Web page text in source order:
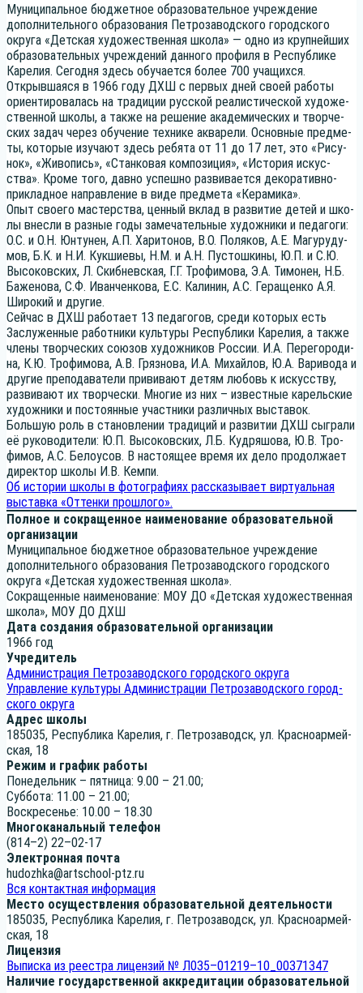
Муни­ци­паль­ное бюд­жет­ное обра­зо­ва­тель­ное учре­жде­ние
допол­ни­тель­но­го обра­зо­ва­ния Пет­ро­за­вод­ско­го город­ско­го
окру­га «Дет­ская худо­же­ствен­ная шко­ла» — одно из круп­ней­ших
обра­зо­ва­тель­ных учре­жде­ний дан­но­го про­фи­ля в Рес­пуб­ли­ке
Каре­лия. Сего­дня здесь обу­ча­ет­ся более 700 учащихся.
Открыв­ша­я­ся в 1966 году ДХШ с пер­вых дней сво­ей рабо­ты
ори­ен­ти­ро­ва­лась на тра­ди­ции рус­ской реа­ли­сти­че­ской худо­же­
ствен­ной шко­лы, а так­же на реше­ние ака­де­ми­че­ских и твор­че­
ских задач через обу­че­ние тех­ни­ке аква­ре­ли. Основ­ные пред­ме­
ты, кото­рые изу­ча­ют здесь ребя­та от 11 до 17 лет, это «Рису­
нок», «Живо­пись», «Стан­ко­вая ком­по­зи­ция», «Исто­рия искус­
ства». Кро­ме того, дав­но успеш­но раз­ви­ва­ет­ся деко­ра­тив­но-
при­клад­ное направ­ле­ние в виде пред­ме­та «Кера­ми­ка».
Опыт сво­е­го мастер­ства, цен­ный вклад в раз­ви­тие детей и шко­
лы внес­ли в раз­ные годы заме­ча­тель­ные худож­ни­ки и педа­го­ги:
О.С. и О.Н. Юнту­нен, А.П. Хари­то­нов, В.О. Поля­ков, А.Е. Магу­ру­ду­
мов, Б.К. и Н.И. Кук­ши­е­вы, Н.М. и А.Н. Пустош­ки­ны, Ю.П. и С.Ю.
Высо­ков­ских, Л. Скиб­нев­ская, Г.Г. Тро­фи­мо­ва, Э.А. Тимо­нен, Н.Б.
Баже­но­ва, С.Ф. Иван­чен­ко­ва, Е.С. Кали­нин, А.С. Гера­щен­ко А.Я.
Широ­кий и другие.
Сей­час в ДХШ рабо­та­ет 13 педа­го­гов, сре­ди кото­рых есть
Заслу­жен­ные работ­ни­ки куль­ту­ры Рес­пуб­ли­ки Каре­лия, а так­же
чле­ны твор­че­ских сою­зов худож­ни­ков Рос­сии. И.А. Пере­го­ро­ди­
на, К.Ю. Тро­фи­мо­ва, А.В. Гряз­но­ва, И.А. Михай­лов, Ю.А. Вари­во­да и
дру­гие пре­по­да­ва­те­ли при­ви­ва­ют детям любовь к искус­ству,
раз­ви­ва­ют их твор­че­ски. Мно­гие из них – извест­ные карель­ские
худож­ни­ки и посто­ян­ные участ­ни­ки раз­лич­ных выставок.
Боль­шую роль в ста­нов­ле­нии тра­ди­ций и раз­ви­тии ДХШ сыг­ра­ли
её руко­во­ди­те­ли: Ю.П. Высо­ков­ских, Л.Б. Куд­ря­шо­ва, Ю.В. Тро­
фи­мов, А.С. Бело­усов. В насто­я­щее вре­мя их дело про­дол­жа­ет
дирек­тор шко­лы И.В. Кемпи.
Об исто­рии шко­лы в фото­гра­фи­ях рас­ска­зы­ва­ет вир­ту­аль­ная
выстав­ка «Оттен­ки прошлого».
Пол­ное и сокра­щен­ное наиме­но­ва­ние обра­зо­ва­тель­ной
организации
Муни­ци­паль­ное бюд­жет­ное обра­зо­ва­тель­ное учре­жде­ние
допол­ни­тель­но­го обра­зо­ва­ния Пет­ро­за­вод­ско­го город­ско­го
окру­га «Дет­ская худо­же­ствен­ная школа».
Сокра­щен­ные наиме­но­ва­ние: МОУ ДО «Дет­ская худо­же­ствен­ная
шко­ла», МОУ ДО ДХШ
Дата созда­ния обра­зо­ва­тель­ной организации
1966 год
Учре­ди­тель
Адми­ни­стра­ция Пет­ро­за­вод­ско­го город­ско­го округа
Управ­ле­ние куль­ту­ры Адми­ни­стра­ции Пет­ро­за­вод­ско­го город­
ско­го округа
Адрес шко­лы
185035, Рес­пуб­ли­ка Каре­лия, г. Пет­ро­за­водск, ул. Крас­но­ар­мей­
ская, 18
Режим и гра­фик работы
Поне­дель­ник – пят­ни­ца: 9.00 – 21.00;
Суб­бо­та: 11.00 – 21.00;
Вос­кре­се­нье: 10.00 – 18.30
Мно­го­ка­наль­ный телефон
(814–2) 22–02-17
Элек­трон­ная почта
hudozhka@artschool-ptz.ru
Вся кон­такт­ная информация
Место осу­ществ­ле­ния обра­зо­ва­тель­ной деятельности
185035, Рес­пуб­ли­ка Каре­лия, г. Пет­ро­за­водск, ул. Крас­но­ар­мей­
ская, 18
Лицен­зия
Выпис­ка из реест­ра лицен­зий № Л035–01219–10_00371347
Нали­чие госу­дар­ствен­ной аккре­ди­та­ции обра­зо­ва­тель­ной